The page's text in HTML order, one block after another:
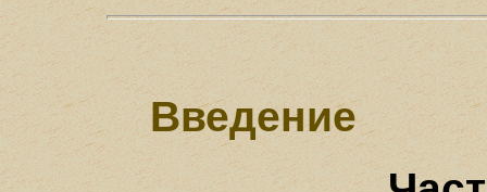
Введение